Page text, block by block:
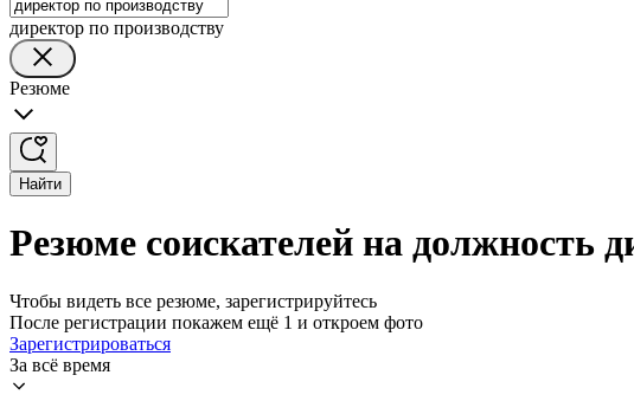
директор по производству
Резюме
Найти
Резюме соискателей на должность
Чтобы видеть все резюме, зарегистрируйтесь
После регистрации покажем ещё 1 и откроем фото
Зарегистрироваться
За всё время